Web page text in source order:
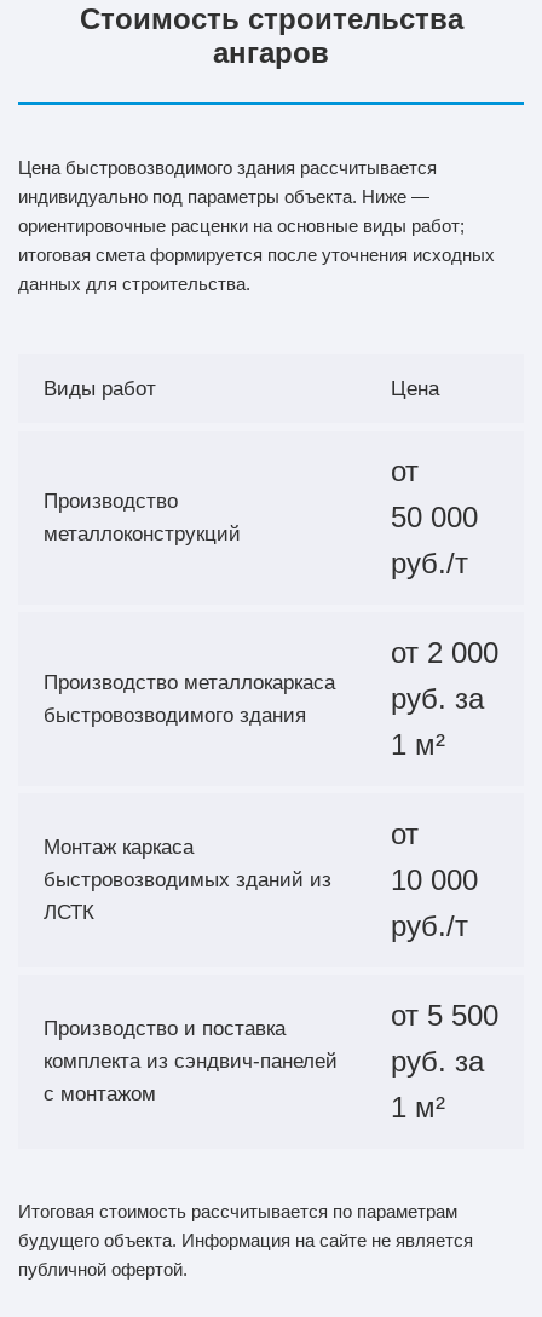
Стоимость строительства
ангаров
Цена быстровозводимого здания рассчитывается
индивидуально под параметры объекта. Ниже —
ориентировочные расценки на основные виды работ;
итоговая смета формируется после уточнения исходных
данных для строительства.
Виды работ Цена
Производство
металлоконструкций
от
50 000
руб./т
Производство металлокаркаса
быстровозводимого здания
от 2 000
руб. за
1 м²
Монтаж каркаса
быстровозводимых зданий из
ЛСТК
от
10 000
руб./т
Производство и поставка
комплекта из сэндвич-панелей
с монтажом
от 5 500
руб. за
1 м²
Итоговая стоимость рассчитывается по параметрам
будущего объекта. Информация на сайте не является
публичной офертой.